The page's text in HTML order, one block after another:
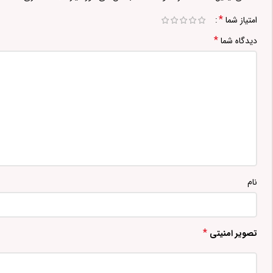
امتیاز شما*
دیدگاه شما*
نام
تصویر امنیتی *